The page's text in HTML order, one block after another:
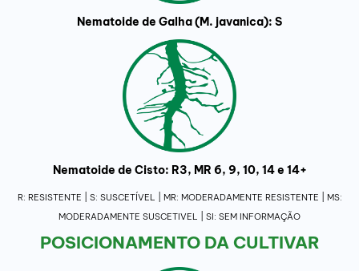
Nematoide de Galha (M. javanica): S
Nematoide de Cisto: R3, MR 6, 9, 10, 14 e 14+
R: RESISTENTE | S: SUSCETÍVEL | MR: MODERADAMENTE RESISTENTE | MS:
MODERADAMENTE SUSCETIVEL | SI: SEM INFORMAÇÃO
POSICIONAMENTO DA CULTIVAR